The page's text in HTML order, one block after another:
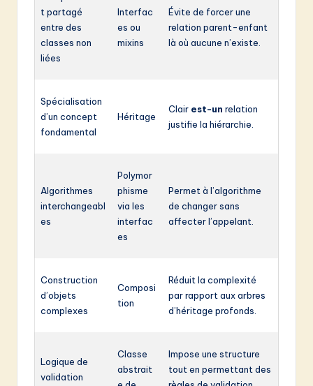
t partagé
entre des
classes non
liées
Interfac
es ou
mixins
Évite de forcer une
relation parent-enfant
là où aucune n’existe.
Spécialisation
d’un concept
fondamental
Héritage
Clair est-un relation
justifie la hiérarchie.
Algorithmes
interchangeabl
es
Polymor
phisme
via les
interfac
es
Permet à l’algorithme
de changer sans
affecter l’appelant.
Construction
d’objets
complexes
Composi
tion
Réduit la complexité
par rapport aux arbres
d’héritage profonds.
Logique de
validation
Classe
abstrait
Impose une structure
tout en permettant des